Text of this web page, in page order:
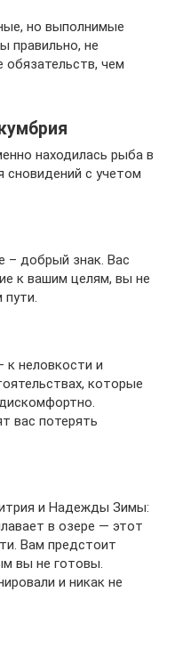
но выполнимые
правильно, не
обязательств, чем
находилась рыба в
сновидений с учетом
– добрый знак. Вас
к вашим целям, вы не
пути.
к неловкости и
которые
вас потерять
и Надежды Зимы:
в озере — этот
Вам предстоит
вы не готовы.
и никак не